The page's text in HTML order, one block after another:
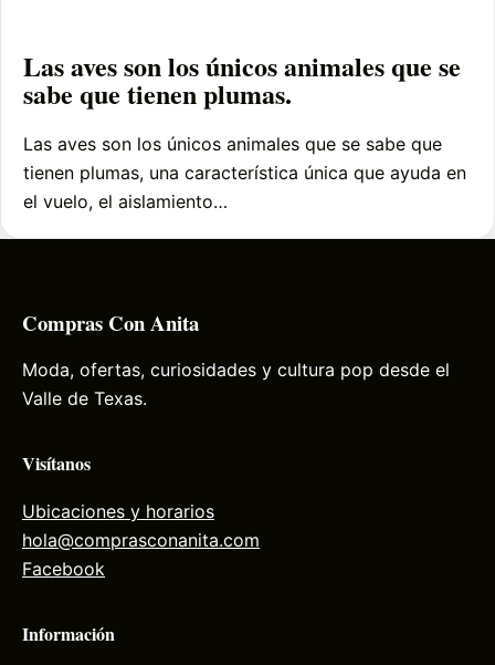
Las aves son los únicos animales que se
sabe que tienen plumas.
Las aves son los únicos animales que se sabe que
tienen plumas, una característica única que ayuda en
el vuelo, el aislamiento…
Compras Con Anita
Moda, ofertas, curiosidades y cultura pop desde el
Valle de Texas.
Visítanos
Ubicaciones y horarios
hola@comprasconanita.com
Facebook
Información